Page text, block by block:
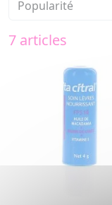
7 articles